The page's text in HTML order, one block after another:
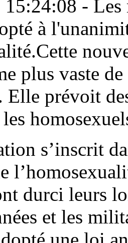
-
à
plus vaste
Elle prévoit
s’inscrit
durci leurs
et les